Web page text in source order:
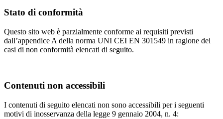
Stato di conformità
Questo sito web è parzialmente conforme ai requisiti previsti
dall’appendice A della norma UNI CEI EN 301549 in ragione dei
casi di non conformità elencati di seguito.
Contenuti non accessibili
I contenuti di seguito elencati non sono accessibili per i seguenti
motivi di inosservanza della legge 9 gennaio 2004, n. 4: